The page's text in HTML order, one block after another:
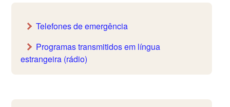
Telefones de emergência
Programas transmitidos em língua
estrangeira (rádio)